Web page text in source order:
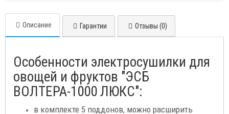
Описание Гарантии Отзывы (0)
Особенности электросушилки для
овощей и фруктов "ЭСБ
ВОЛТЕРА-1000 ЛЮКС":
в комплекте 5 поддонов, можно расширить